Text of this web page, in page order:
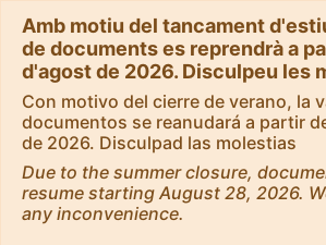
Amb motiu del tancament
de documents es reprendrà a
d'agost de 2026. Disculpeu les
Con motivo del cierre de verano, la
documentos se reanudará a partir
de 2026. Disculpad las molestias
Due to the summer closure,
resume starting August 28, 2026.
any inconvenience.